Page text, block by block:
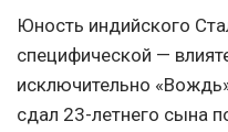
Юность индийского
специфической —
исключительно
сдал 23-летнего сына